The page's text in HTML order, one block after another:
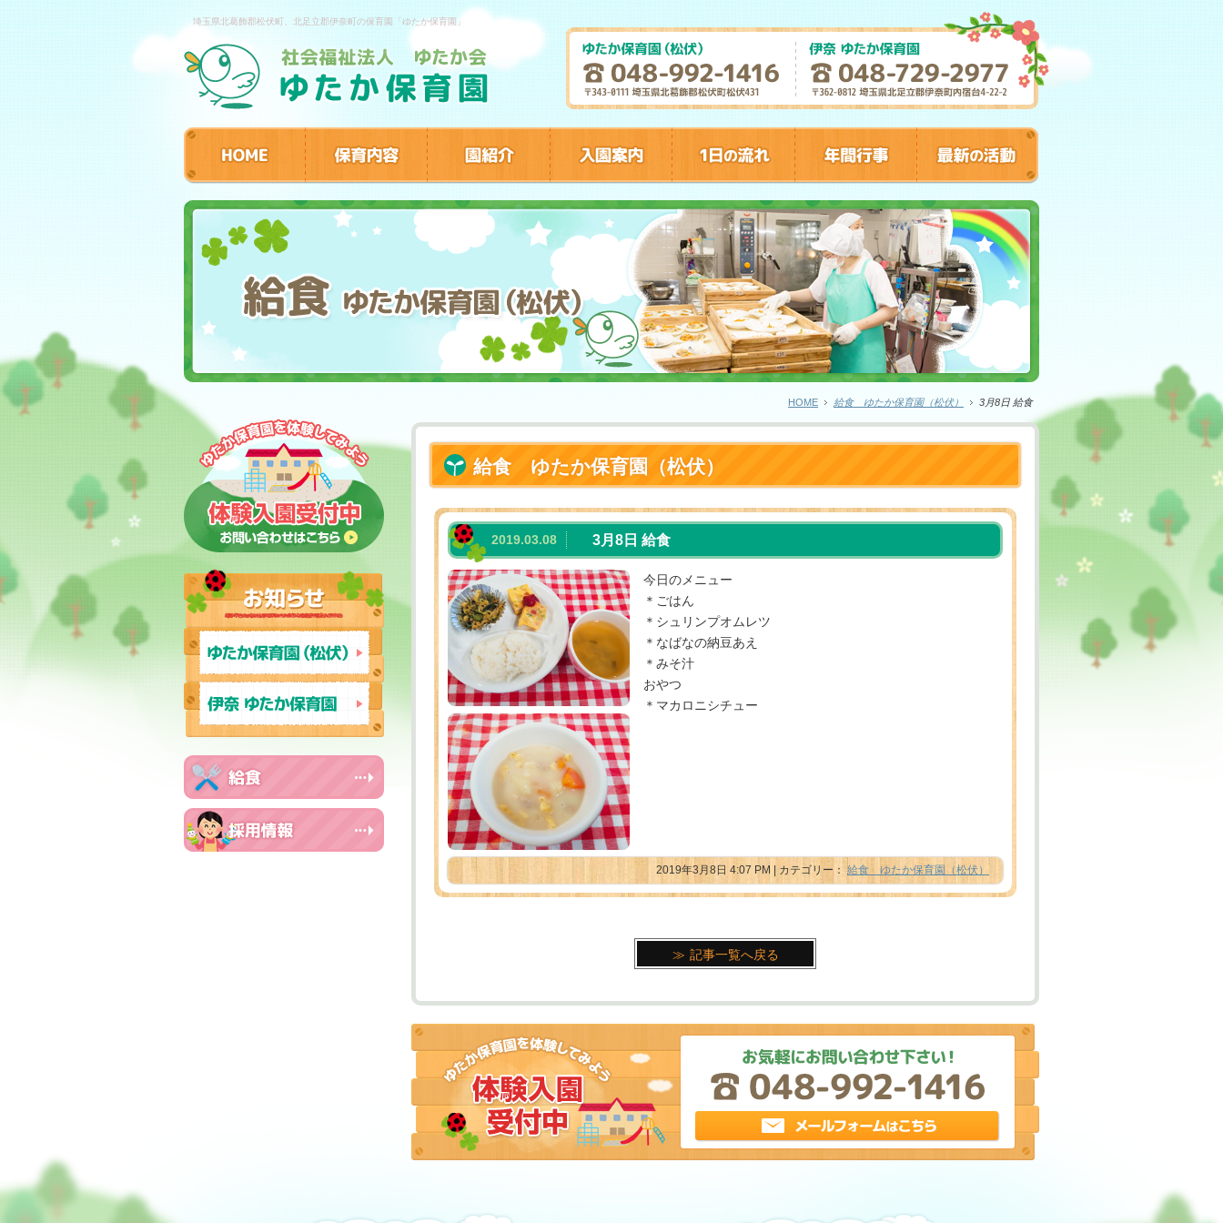
埼玉県北葛飾郡松伏町、北足立郡伊奈町の保育園「ゆたか保育園」
HOME 給食 ゆたか保育園（松伏） 3月8日 給食
給食 ゆたか保育園（松伏）
3月8日 給食
2019.03.08
今日のメニュー
＊ごはん
＊シュリンプオムレツ
＊なばなの納豆あえ
＊みそ汁
おやつ
＊マカロニシチュー
2019年3月8日 4:07 PM | カテゴリー： 給食 ゆたか保育園（松伏）
記事一覧へ戻る